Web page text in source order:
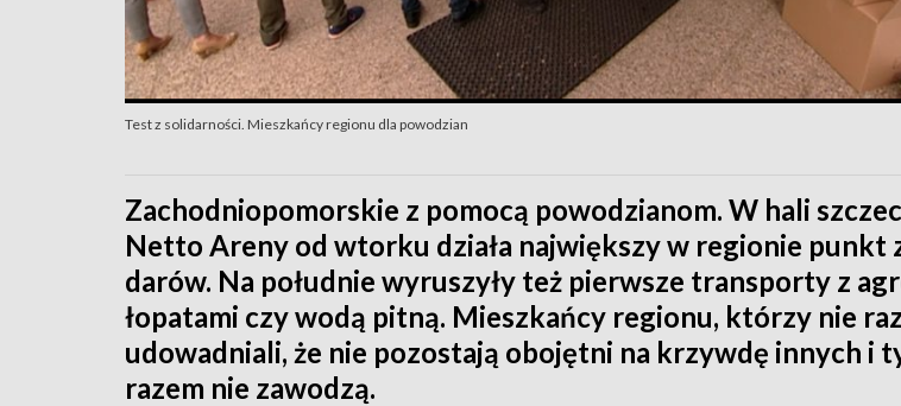
Test z solidarności. Mieszkańcy regionu dla powodzian
Zachodniopomorskie z pomocą powodzianom. W hali
Netto Areny od wtorku działa największy w regionie punkt
darów. Na południe wyruszyły też pierwsze transporty z
łopatami czy wodą pitną. Mieszkańcy regionu, którzy nie raz
udowadniali, że nie pozostają obojętni na krzywdę innych i
razem nie zawodzą.